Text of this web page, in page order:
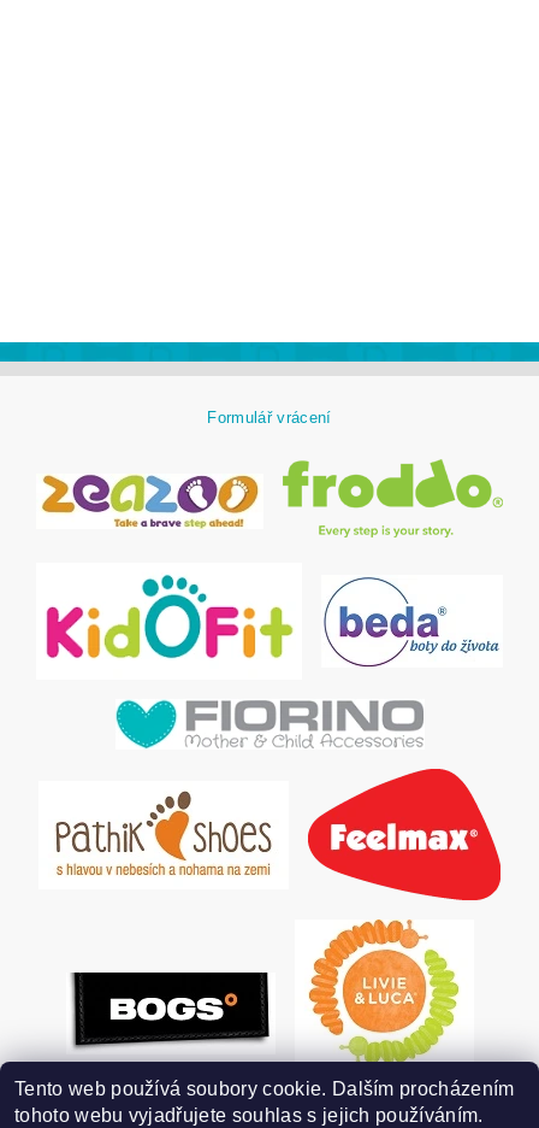
Formulář vrácení
Tento web používá soubory cookie. Dalším procházením
tohoto webu vyjadřujete souhlas s jejich používáním.